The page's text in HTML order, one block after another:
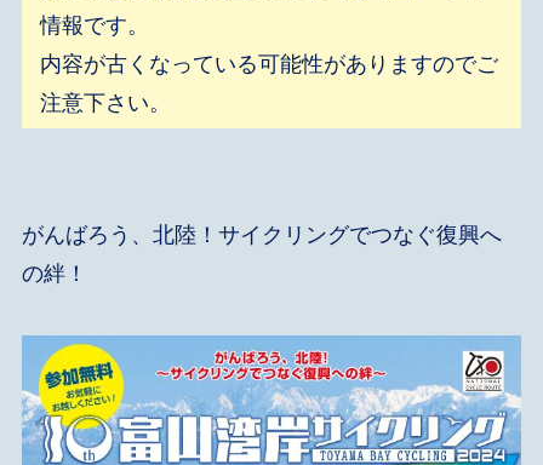
情報です。
内容が古くなっている可能性がありますのでご
注意下さい。
がんばろう、北陸！サイクリングでつなぐ復興へ
の絆！